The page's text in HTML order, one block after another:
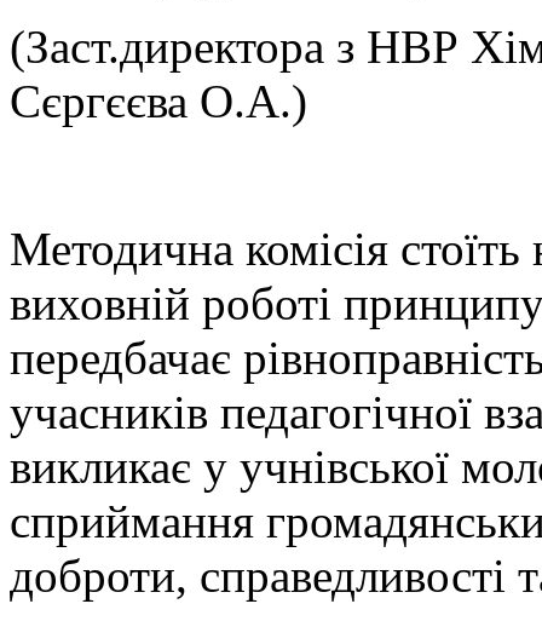
(Заст.директора з НВР
Сєргєєва О.А.)
Методична комісія
виховній роботі
передбачає
учасників педагогічної
викликає у учнівської
сприймання
доброти, справедливості